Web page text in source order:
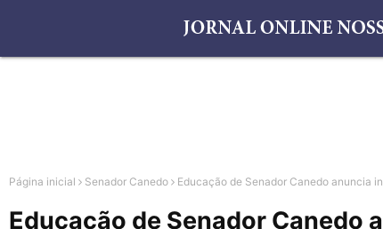
Página inicial Senador Canedo Educação de Senador Canedo anuncia
Educação de Senador Canedo